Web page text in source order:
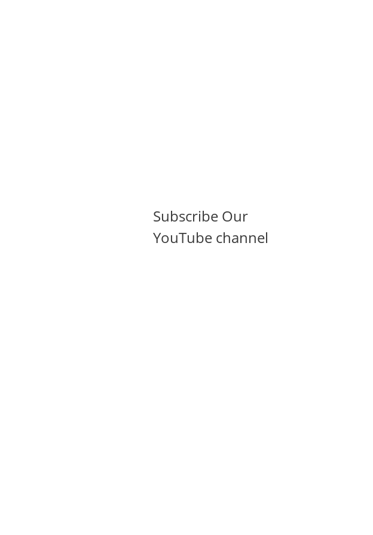
Subscribe Our
YouTube channel